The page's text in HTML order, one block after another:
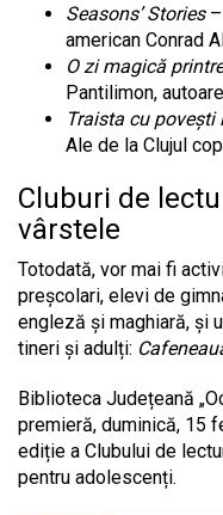
Seasons’ Stories–
american Conrad
O zi magică
Pantilimon,
Traista cu povești
Ale de la Clujul
Cluburi de
vârstele
Totodată, vor mai fi
preșcolari, elevi de
engleză și maghiară, și
tineri și adulți:
Biblioteca Județeană
premieră, duminică, 15
ediție a Clubului de
pentru adolescenți.